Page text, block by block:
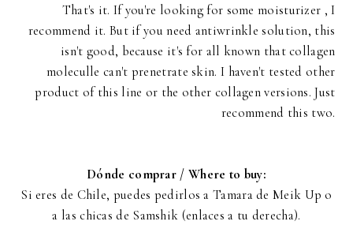
That's it. If you're looking for some moisturizer , I
recommend it. But if you need antiwrinkle solution, this
isn't good, because it's for all known that collagen
moleculle can't prenetrate skin. I haven't tested other
product of this line or the other collagen versions. Just
recommend this two.
Dónde comprar / Where to buy:
Si eres de Chile, puedes pedirlos a Tamara de Meik Up o
a las chicas de Samshik (enlaces a tu derecha).